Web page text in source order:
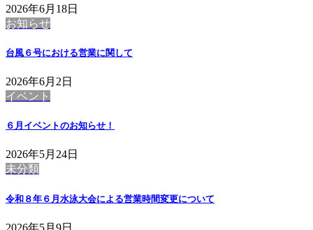
2026年6月18日
お知らせ
台風６号における営業に関して
2026年6月2日
イベント
６月イベントのお知らせ！
2026年5月24日
未分類
令和８年６月水泳大会による営業時間変更について
2026年5月9日